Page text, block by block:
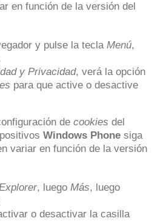
en función de la versión del
y pulse la tecla Menú,
y Privacidad, verá la opción
para que active o desactive
de cookies del
Windows Phone siga
variar en función de la versión
, luego Más, luego
o desactivar la casilla